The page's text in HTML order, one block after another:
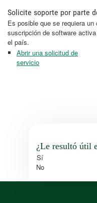
Solicite soporte por parte
Es posible que se requiera
suscripción de software
el país.
Abrir una solicitud de
servicio
¿Le resultó útil
Sí
No